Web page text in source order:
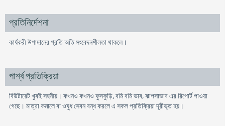
প্রতিনির্দেশনা
কার্যকরী উপাদানের প্রতি অতি সংবেদনশীলতা থাকলে।
পার্শ্ব প্রতিক্রিয়া
বিউটারেট খুবই সহনীয়। কখনও কখনও ফুসকুড়ি, বমি বমি ভাব, ঝাপসাভাব এর রিপোর্ট পাওয়া
গেছে। মাত্রা কমালে বা ওষুধ সেবন বন্ধ করলে এ সকল প্রতিক্রিয়া দূরীভূত হয়।